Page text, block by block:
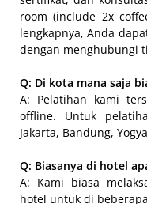
room (include 2x
lengkapnya, Anda
dengan menghubungi
Q: Di kota mana saja
A: Pelatihan kami
offline. Untuk
Jakarta, Bandung,
Q: Biasanya di hotel
A: Kami biasa
hotel untuk di